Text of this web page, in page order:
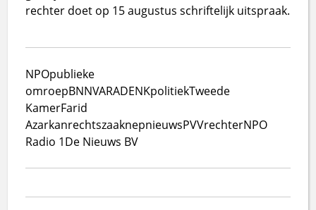
rechter doet op 15 augustus schriftelijk uitspraak.
NPOpublieke
omroepBNNVARADENKpolitiekTweede
KamerFarid
AzarkanrechtszaaknepnieuwsPVVrechterNPO
Radio 1De Nieuws BV